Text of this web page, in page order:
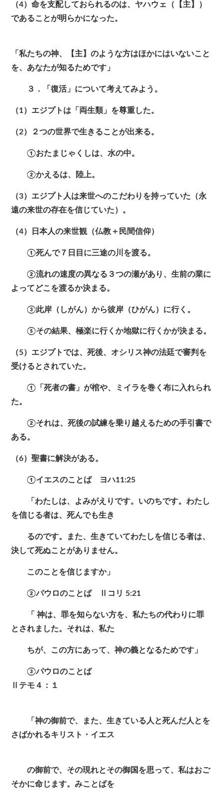
（4）命を支配しておられるのは、ヤハウェ（【主】）
であることが明らかになった。
「私たちの神、【主】のような方はほかにはいないこと
を、あなたが知るためです」
３．「復活」について考えてみよう。
（1）エジプトは「両生類」を尊重した。
（2）２つの世界で生きることが出来る。
①おたまじゃくしは、水の中。
②かえるは、陸上。
（3）エジプト人は来世へのこだわりを持っていた（永
遠の来世の存在を信じていた）。
（4）日本人の来世観（仏教＋民間信仰）
①死んで７日目に三途の川を渡る。
②流れの速度の異なる３つの瀬があり、生前の業に
よってどこを渡るか決まる。
③此岸（しがん）から彼岸（ひがん）に行く。
⑤その結果、極楽に行くか地獄に行くかが決まる。
（5）エジプトでは、死後、オシリス神の法廷で審判を
受けるとされていた。
①「死者の書」が棺や、ミイラを巻く布に入れられ
た。
②それは、死後の試練を乗り越えるための手引書で
ある。
（6）聖書に解決がある。
①イエスのことば ヨハ11:25
「わたしは、よみがえりです。いのちです。わたし
を信じる者は、死んでも生き
るのです。また、生きていてわたしを信じる者は、
決して死ぬことがありません。
このことを信じますか」
②パウロのことば Ⅱコリ 5:21
「 神は、罪を知らない方を、私たちの代わりに罪
とされました。それは、私た
ちが、この方にあって、神の義となるためです」
③パウロのことば
Ⅱテモ４：１
「神の御前で、また、生きている人と死んだ人とを
さばかれるキリスト・イエス
の御前で、その現れとその御国を思って、私はおご
そかに命じます。みことばを